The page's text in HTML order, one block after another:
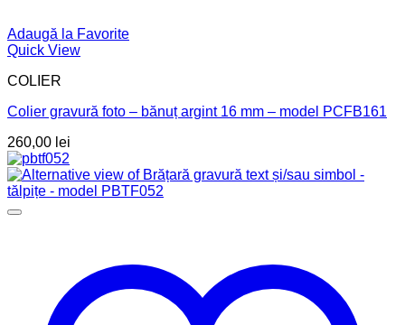
Adaugă la Favorite
Quick View
COLIER
Colier gravură foto – bănuț argint 16 mm – model PCFB161
260,00 lei